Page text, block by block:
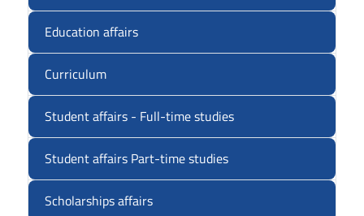
Education affairs
Curriculum
Student affairs - Full-time studies
Student affairs Part-time studies
Scholarships affairs